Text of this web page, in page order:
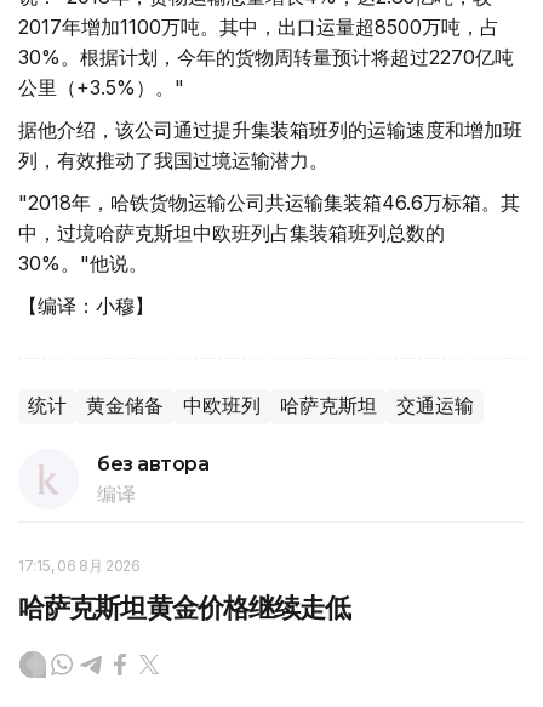
2017年增加1100万吨。其中，出口运量超8500万吨，占
30%。根据计划，今年的货物周转量预计将超过2270亿吨
公里（+3.5%）。"
据他介绍，该公司通过提升集装箱班列的运输速度和增加班
列，有效推动了我国过境运输潜力。
"2018年，哈铁货物运输公司共运输集装箱46.6万标箱。其
中，过境哈萨克斯坦中欧班列占集装箱班列总数的
30%。"他说。
【编译：小穆】
统计 黄金储备 中欧班列 哈萨克斯坦 交通运输
без автора
编译
17:15, 06 8月 2026
哈萨克斯坦黄金价格继续走低